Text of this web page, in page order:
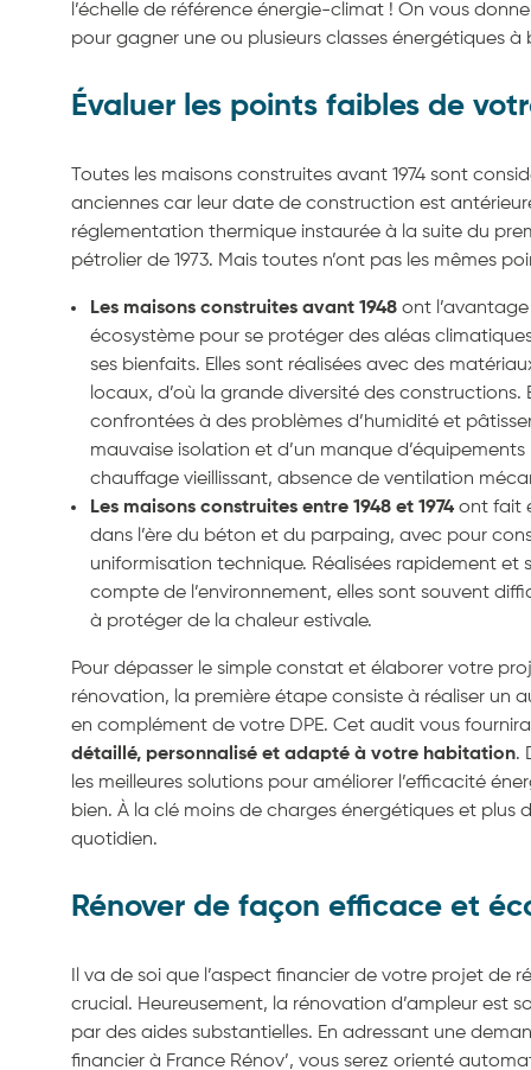
l’échelle de référence énergie-climat ! On vous
pour gagner une ou plusieurs classes énergétiques
Évaluer les points faibles de
Toutes les maisons construites avant 1974 sont
anciennes car leur date de construction est
réglementation thermique instaurée à la suite du
pétrolier de 1973. Mais toutes n’ont pas les mêmes
Les maisons construites avant 1948 ont l’avantage
écosystème pour se protéger des aléas
ses bienfaits. Elles sont réalisées avec des
locaux, d’où la grande diversité des constructions.
confrontées à des problèmes d’humidité et
mauvaise isolation et d’un manque d’équipements
chauffage vieillissant, absence de ventilation
Les maisons construites entre 1948 et 1974 ont fait
dans l’ère du béton et du parpaing, avec pour
uniformisation technique. Réalisées rapidement et
compte de l’environnement, elles sont souvent
à protéger de la chaleur estivale.
Pour dépasser le simple constat et élaborer votre
rénovation, la première étape consiste à réaliser un
en complément de votre DPE. Cet audit vous
détaillé, personnalisé et adapté à votre habitation.
les meilleures solutions pour améliorer l’efficacité
bien. À la clé moins de charges énergétiques et plus
quotidien.
Rénover de façon efficace et
Il va de soi que l’aspect financier de votre projet de
crucial. Heureusement, la rénovation d’ampleur est
par des aides substantielles. En adressant une
financier à France Rénov’, vous serez orienté